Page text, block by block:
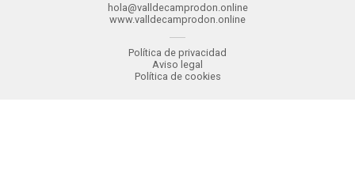
hola@valldecamprodon.online
www.valldecamprodon.online
Política de privacidad
Aviso legal
Política de cookies